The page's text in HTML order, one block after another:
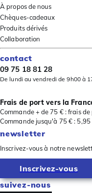
À propos de nous
Chèques-cadeaux
Produits dérivés
Collaboration
contact
09 75 18 81 28
De lundi au vendredi de 9h00 à
Frais de port vers la
Commande + de 75 € : frais
Commande jusqu'à 75 € : 5,95
newsletter
Inscrivez-vous à notre
Inscrivez-vous
suivez-nous